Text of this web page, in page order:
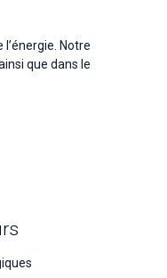
Notre
que dans le